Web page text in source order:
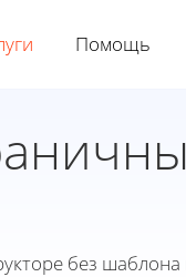
Помощь
без